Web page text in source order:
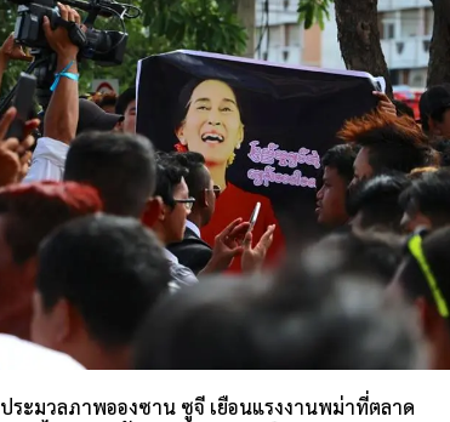
ประมวลภาพอองซาน ซูจี เยือนแรงงานพม่าที่ตลาด